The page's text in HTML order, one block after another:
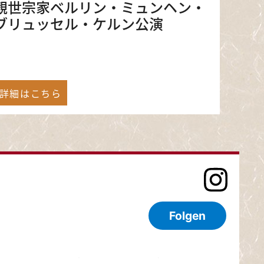
世宗家ベルリン・ミュンヘン・
リュッセル・ケルン公演
細はこちら